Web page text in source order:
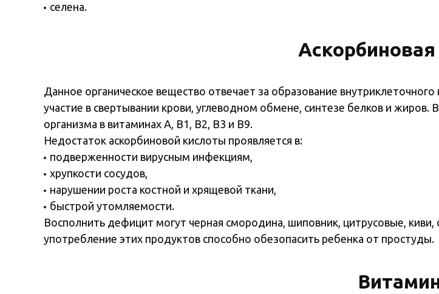
селена.
Данное органическое вещество отвечает за образование
участие в свертывании крови, углеводном обмене, синтезе белков и
организма в витаминах A, B1, B2, B3 и B9.
Недостаток аскорбиновой кислоты проявляется в:
подверженности вирусным инфекциям,
хрупкости сосудов,
нарушении роста костной и хрящевой ткани,
быстрой утомляемости.
Восполнить дефицит могут черная смородина, шиповник, цитрусовые,
употребление этих продуктов способно обезопасить ребенка от простуды.